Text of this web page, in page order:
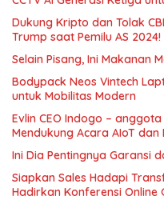
Dukung Kripto dan Tolak
Trump saat Pemilu AS 2024!
Selain Pisang, Ini Makanan
Bodypack Neos Vintech
untuk Mobilitas Modern
Evlin CEO Indogo –
Mendukung Acara AIoT dan
Ini Dia Pentingnya Garansi
Siapkan Sales Hadapi
Hadirkan Konferensi Online